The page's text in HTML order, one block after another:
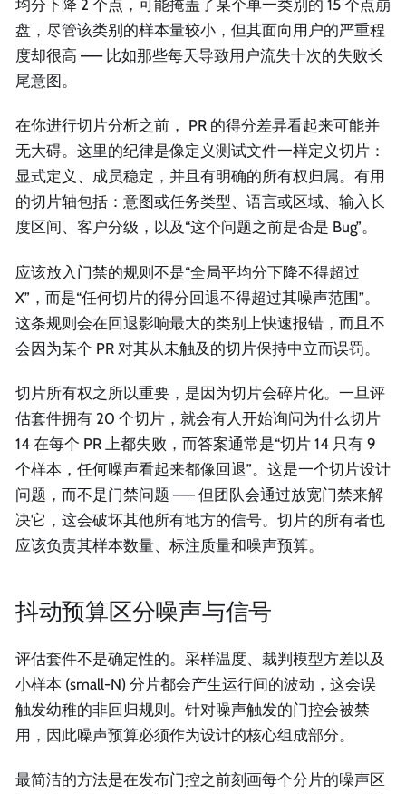
均分下降 2 个点，可能掩盖了某个单一类别的 15 个点崩
盘，尽管该类别的样本量较小，但其面向用户的严重程
度却很高 —— 比如那些每天导致用户流失十次的失败长
尾意图。
在你进行切片分析之前， PR 的得分差异看起来可能并
无大碍。这里的纪律是像定义测试文件一样定义切片：
显式定义、成员稳定，并且有明确的所有权归属。有用
的切片轴包括：意图或任务类型、语言或区域、输入长
度区间、客户分级，以及“这个问题之前是否是 Bug”。
应该放入门禁的规则不是“全局平均分下降不得超过
X”，而是“任何切片的得分回退不得超过其噪声范围”。
这条规则会在回退影响最大的类别上快速报错，而且不
会因为某个 PR 对其从未触及的切片保持中立而误罚。
切片所有权之所以重要，是因为切片会碎片化。一旦评
估套件拥有 20 个切片，就会有人开始询问为什么切片
14 在每个 PR 上都失败，而答案通常是“切片 14 只有 9
个样本，任何噪声看起来都像回退”。这是一个切片设计
问题，而不是门禁问题 —— 但团队会通过放宽门禁来解
决它，这会破坏其他所有地方的信号。切片的所有者也
应该负责其样本数量、标注质量和噪声预算。
抖动预算区分噪声与信号
评估套件不是确定性的。采样温度、裁判模型方差以及
小样本 (small-N) 分片都会产生运行间的波动，这会误
触发幼稚的非回归规则。针对噪声触发的门控会被禁
用，因此噪声预算必须作为设计的核心组成部分。
最简洁的方法是在发布门控之前刻画每个分片的噪声区